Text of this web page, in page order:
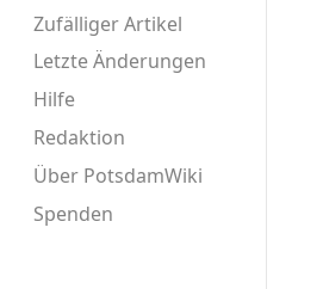
Zufälliger Artikel
Letzte Änderungen
Hilfe
Redaktion
Über PotsdamWiki
Spenden